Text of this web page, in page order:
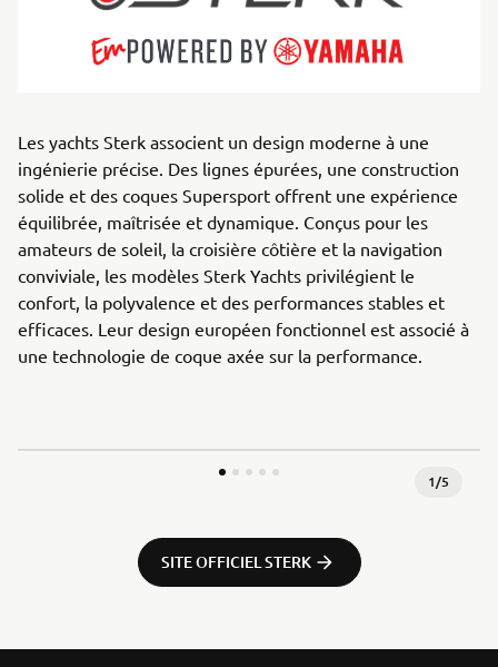
Les yachts Sterk associent un design moderne à une
ingénierie précise. Des lignes épurées, une construction
solide et des coques Supersport offrent une expérience
équilibrée, maîtrisée et dynamique. Conçus pour les
amateurs de soleil, la croisière côtière et la navigation
conviviale, les modèles Sterk Yachts privilégient le
confort, la polyvalence et des performances stables et
efficaces. Leur design européen fonctionnel est associé à
une technologie de coque axée sur la performance.
1/5
SITE OFFICIEL STERK